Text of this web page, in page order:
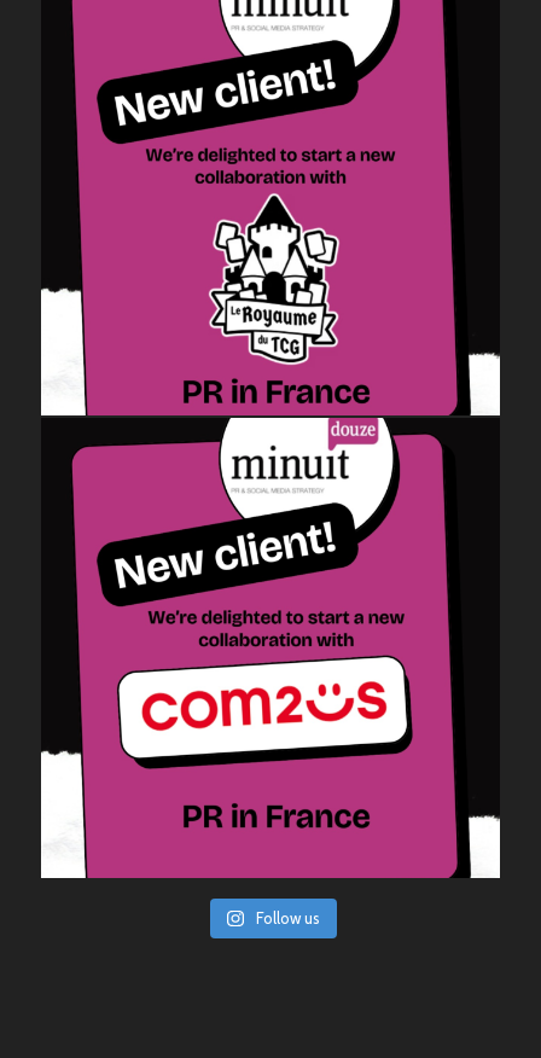
Follow us